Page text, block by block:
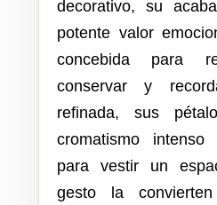
decorativo, su
potente valor
concebida para
conservar y
refinada, sus
cromatismo
para vestir un
gesto la